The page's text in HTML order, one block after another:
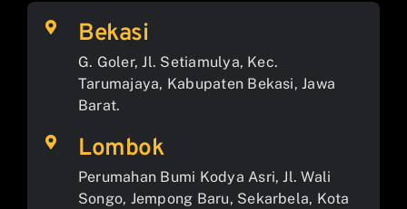
Bekasi
G. Goler, Jl. Setiamulya, Kec.
Tarumajaya, Kabupaten Bekasi, Jawa
Barat.
Lombok
Perumahan Bumi Kodya Asri, Jl. Wali
Songo, Jempong Baru, Sekarbela, Kota